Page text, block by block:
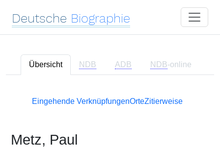
Deutsche Biographie
Übersicht NDB ADB NDB-online
Eingehende VerknüpfungenOrteZitierweise
Metz, Paul